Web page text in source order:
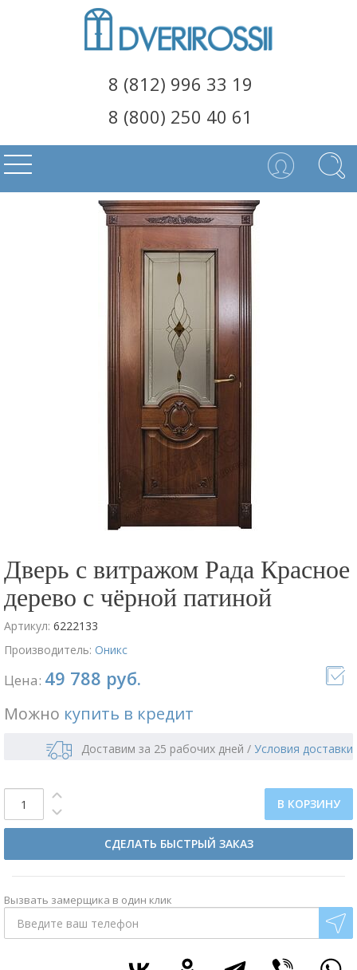
8 (812) 996 33 19
8 (800) 250 40 61
Дверь с витражом Рада Красное
дерево с чёрной патиной
Артикул: 6222133
Производитель: Оникс
Цена: 49 788 руб.
Можно купить в кредит
Доставим за 25 рабочих дней / Условия доставки
В КОРЗИНУ
СДЕЛАТЬ БЫСТРЫЙ ЗАКАЗ
Вызвать замерщика в один клик